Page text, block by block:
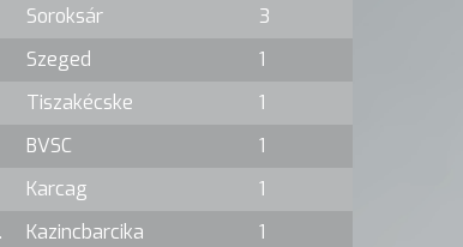
Soroksár
3
Szeged
1
Tiszakécske
1
BVSC
1
Karcag
1
Kazincbarcika
1